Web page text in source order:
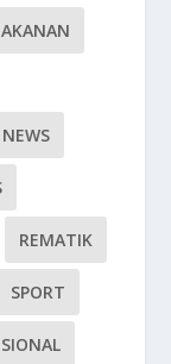
NEWS
REMATIK
SPORT